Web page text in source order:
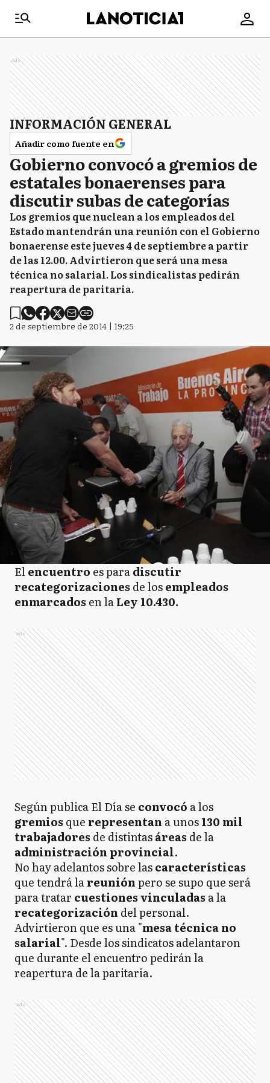
Ads
INFORMACIÓN GENERAL
Añadir como fuente en
Gobierno convocó a gremios de
estatales bonaerenses para
discutir subas de categorías
Los gremios que nuclean a los empleados del
Estado mantendrán una reunión con el Gobierno
bonaerense este jueves 4 de septiembre a partir
de las 12.00. Advirtieron que será una mesa
técnica no salarial. Los sindicalistas pedirán
reapertura de paritaria.
2 de septiembre de 2014 | 19:25
Elencuentro es paradiscutir
recategorizaciones de losempleados
enmarcados en laLey 10.430.
Ads
Según publica El Día se convocó a los
gremios que representan a unos130 mil
trabajadores de distintasáreas de la
administración provincial.
No hay adelantos sobre lascaracterísticas
que tendrá lareuniónpero se supo que será
para tratar cuestiones vinculadas a la
recategorización del personal.
Advirtieron que es una "mesa técnica no
salarial". Desde los sindicatos adelantaron
que durante el encuentro pedirán la
reapertura de la paritaria.
Ads